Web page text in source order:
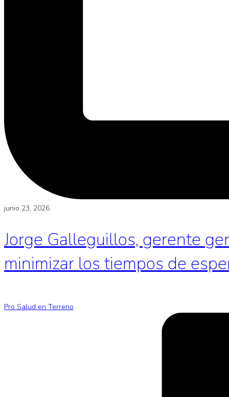
junio 23, 2026
Jorge Galleguillos, gerente
minimizar los tiempos de
Pro Salud en Terreno